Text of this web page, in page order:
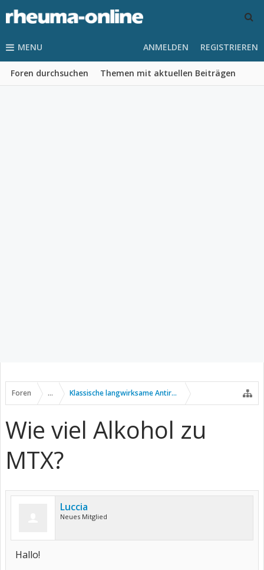
MENU
Foren durchsuchen Themen mit aktuellen Beiträgen
ANMELDEN REGISTRIEREN
Foren ... Klassische langwirksame Antirheumatika
Wie viel Alkohol zu
MTX?
Luccia
Neues Mitglied
Hallo!